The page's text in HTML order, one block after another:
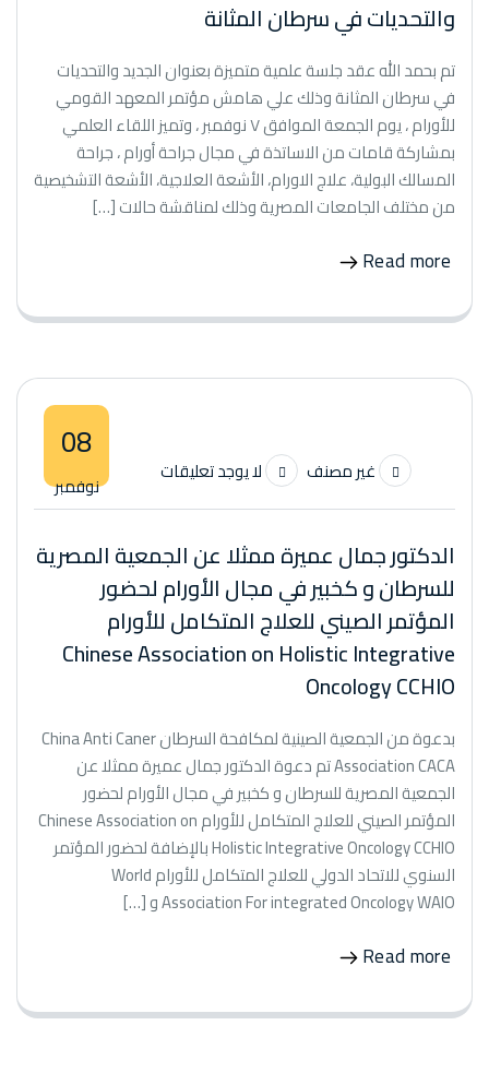
والتحديات في سرطان المثانة
تم بحمد الله عقد جلسة علمية متميزة بعنوان الجديد والتحديات
في سرطان المثانة وذلك علي هامش مؤتمر المعهد القومي
للأورام ، يوم الجمعة الموافق ٧ نوفمبر ، وتميز اللقاء العلمي
بمشاركة قامات من الاساتذة في مجال جراحة أورام ، جراحة
المسالك البولية، علاج الاورام، الأشعة العلاجية، الأشعة التشخيصية
من مختلف الجامعات المصرية وذلك لمناقشة حالات […]
Read more
08
نوفمبر غير مصنف لا يوجد تعليقات
الدكتور جمال عميرة ممثلا عن الجمعية المصرية
للسرطان و كخبير في مجال الأورام لحضور
المؤتمر الصيني للعلاج المتكامل للأورام
Chinese Association on Holistic Integrative
Oncology CCHIO
بدعوة من الجمعية الصينية لمكافحة السرطان China Anti Caner
Association CACA تم دعوة الدكتور جمال عميرة ممثلا عن
الجمعية المصرية للسرطان و كخبير في مجال الأورام لحضور
المؤتمر الصيني للعلاج المتكامل للأورام Chinese Association on
Holistic Integrative Oncology CCHIO بالإضافة لحضور المؤتمر
السنوي للاتحاد الدولي للعلاج المتكامل للأورام World
Association For integrated Oncology WAIO و […]
Read more